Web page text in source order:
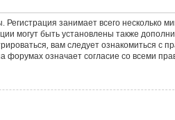
занимает всего несколько
могут быть установлены также
вам следует ознакомиться с
означает согласие со всеми